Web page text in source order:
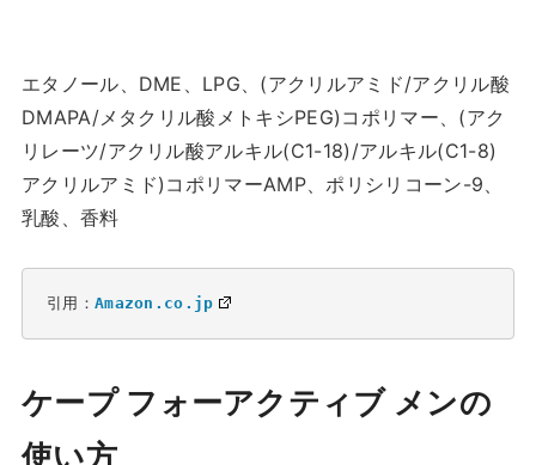
エタノール、DME、LPG、(アクリルアミド/アクリル酸
DMAPA/メタクリル酸メトキシPEG)コポリマー、(アク
リレーツ/アクリル酸アルキル(C1-18)/アルキル(C1-8)
アクリルアミド)コポリマーAMP、ポリシリコーン-9、
乳酸、香料
引用： Amazon.co.jp
ケープ フォーアクティブ メンの
使い方